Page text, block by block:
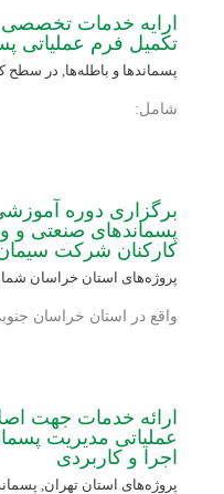
ارایه خدمات تخصصی
تکمیل فرم عملیاتی
پسماندها و باطله‌ها, در سطح
شامل:
برگزاری دوره
کارکنان شرکت
پروژه‌های استان خراسان
واقع در استان خراسان
ارائه خدمات جهت
عملیاتی مدیریت
اجرا و کاربردی
پروژه‌های استان تهران,